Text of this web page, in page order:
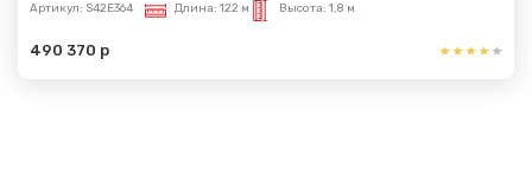
Артикул: S42E364 Длина: 122 м Высота: 1,8 м
490 370 р